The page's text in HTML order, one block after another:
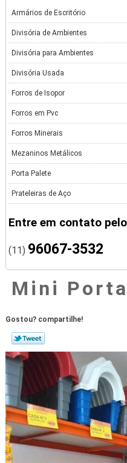
Armários de Escritório
Divisória de Ambientes
Divisória para Ambientes
Divisória Usada
Forros de Isopor
Forros em Pvc
Forros Minerais
Mezaninos Metálicos
Porta Palete
Prateleiras de Aço
Entre em contato
(11) 96067-3532
Mini
Gostou? compartilhe!